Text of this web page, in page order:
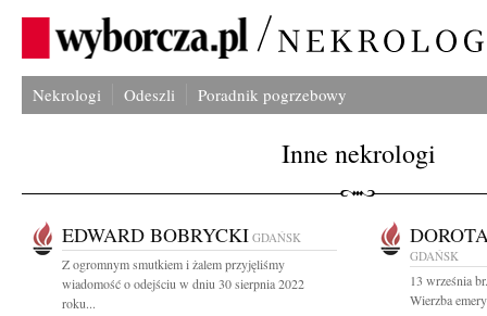
Nekrologi Odeszli Poradnik pogrzebowy
Inne nekrologi
EDWARD BOBRYCKI GDAŃSK
Z ogromnym smutkiem i żalem przyjęliśmy
wiadomość o odejściu w dniu 30 sierpnia 2022
roku...
GDAŃSK
13 września
Wierzba